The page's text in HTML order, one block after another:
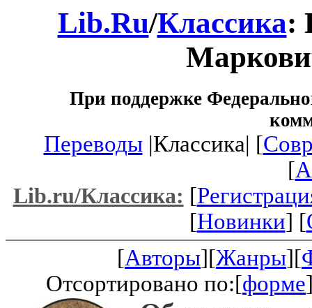
Lib.Ru/Классика:
При поддержке
Переводы|Классика| [
[
Lib.ru/Классика: [
[Новинки] [
[Авторы][Жанры][
Отсортировано по:[форме